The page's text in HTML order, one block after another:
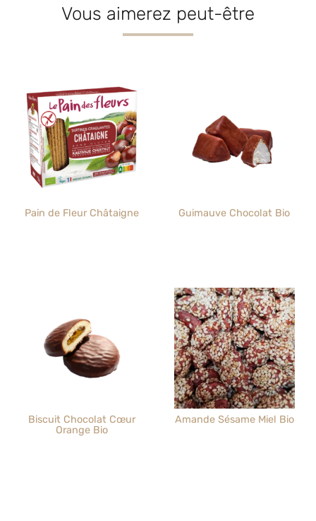
Vous aimerez peut-être
Pain de Fleur Châtaigne Guimauve Chocolat Bio
Biscuit Chocolat Cœur
Orange Bio
Amande Sésame Miel Bio